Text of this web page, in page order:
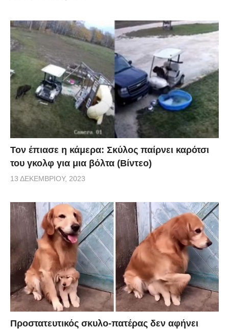
Τον έπιασε η κάμερα: Σκύλος παίρνει καρότσι
του γκολφ για μια βόλτα (Βίντεο)
13 ΔΕΚΕΜΒΡΊΟΥ, 2023
Προστατευτικός σκυλο-πατέρας δεν αφήνει